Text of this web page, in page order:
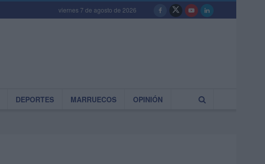
viernes 7 de agosto de 2026
DEPORTES MARRUECOS OPINIÓN